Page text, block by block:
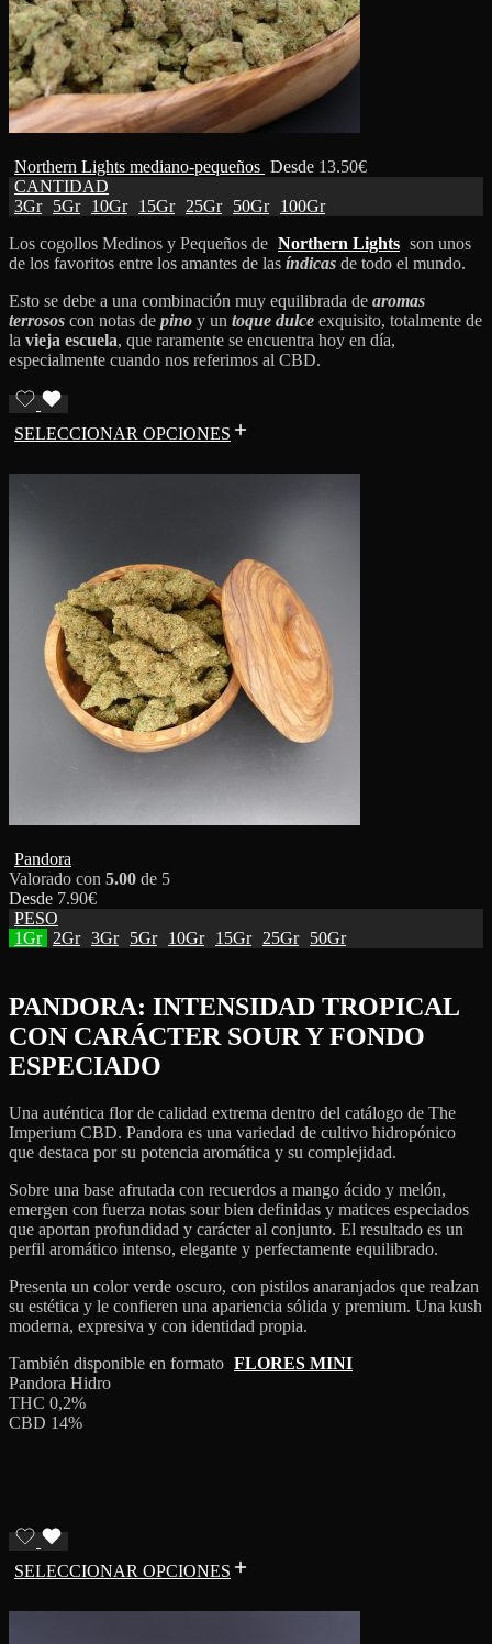
Northern Lights mediano-pequeños Desde 13.50€
CANTIDAD
3Gr
5Gr 10Gr 15Gr 25Gr 50Gr
100Gr
Los cogollos Medinos y Pequeños de Northern Lights son unos
de los favoritos entre los amantes de las índicas de todo el mundo.
Esto se debe a una combinación muy equilibrada de aromas
terrosos con notas de pino y un toque dulce exquisito, totalmente de
la vieja escuela, que raramente se encuentra hoy en día,
especialmente cuando nos referimos al CBD.
SELECCIONAR OPCIONES
Pandora
Valorado con 5.00 de 5
Desde 7.90€
PESO
1Gr
2Gr 3Gr 5Gr 10Gr 15Gr 25Gr 50Gr
PANDORA: INTENSIDAD TROPICAL
CON CARÁCTER SOUR Y FONDO
ESPECIADO
Una auténtica flor de calidad extrema dentro del catálogo de The
Imperium CBD. Pandora es una variedad de cultivo hidropónico
que destaca por su potencia aromática y su complejidad.
Sobre una base afrutada con recuerdos a mango ácido y melón,
emergen con fuerza notas sour bien definidas y matices especiados
que aportan profundidad y carácter al conjunto. El resultado es un
perfil aromático intenso, elegante y perfectamente equilibrado.
Presenta un color verde oscuro, con pistilos anaranjados que realzan
su estética y le confieren una apariencia sólida y premium. Una kush
moderna, expresiva y con identidad propia.
También disponible en formato FLORES MINI
Pandora Hidro
THC 0,2%
CBD 14%
SELECCIONAR OPCIONES